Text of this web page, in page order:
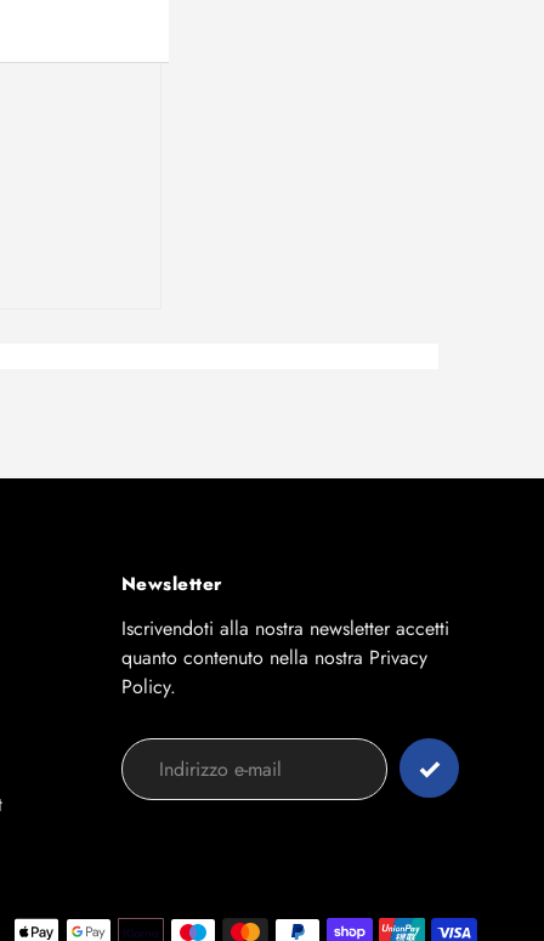
Newsletter
Iscrivendoti alla nostra newsletter accetti
quanto contenuto nella nostra Privacy
Policy.